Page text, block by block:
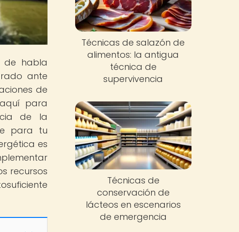
de habla
ante
de
para
de la
para tu
es
recursos
Técnicas de salazón de
alimentos: la antigua
técnica de
supervivencia
Técnicas de
conservación de
lácteos en escenarios
de emergencia